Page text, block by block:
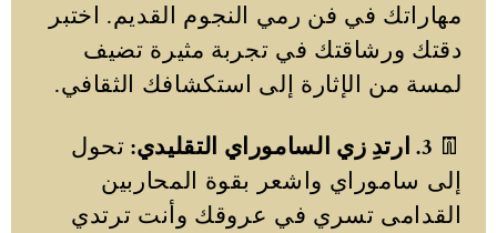
مهاراتك في فن رمي النجوم القديم. اختبر
دقتك ورشاقتك في تجربة مثيرة تضيف
لمسة من الإثارة إلى استكشافك الثقافي.
👖 3. ارتدِ زي الساموراي التقليدي:
تحول
إلى ساموراي واشعر بقوة المحاربين
القدامى تسري في عروقك وأنت ترتدي